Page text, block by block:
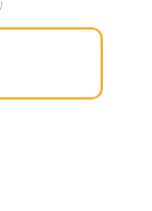
)